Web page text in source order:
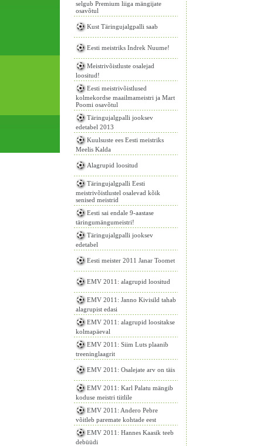
selgub Premium liiga mängijate
osavõtul
Kust Täringujalgpalli saab
Eesti meistriks Indrek Nuume!
Meistrivõistluste osalejad
loositud!
Eesti meistrivõistlused
kolmekordse maailmameistri ja Mart
Poomi osavõtul
Täringujalgpalli jooksev
edetabel 2013
Kuulsuste ees Eesti meistriks
Meelis Kalda
Alagrupid loositud
Täringujalgpalli Eesti
meistrivõistlustel osalevad kõik
senised meistrid
Eesti sai endale 9-aastase
täringumängumeistri!
Täringujalgpalli jooksev
edetabel
Eesti meister 2011 Janar Toomet
EMV 2011: alagrupid loositud
EMV 2011: Janno Kivisild tahab
alagrupist edasi
EMV 2011: alagrupid loositakse
kolmapäeval
EMV 2011: Siim Luts plaanib
treeninglaagrit
EMV 2011: Osalejate arv on täis
EMV 2011: Karl Palatu mängib
koduse meistri tiitlile
EMV 2011: Andero Pebre
võitleb paremate kohtade eest
EMV 2011: Hannes Kaasik teeb
debüüdi